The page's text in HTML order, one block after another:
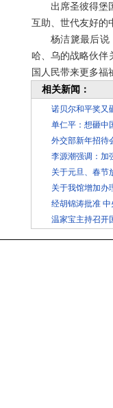
出席圣彼得堡国
互助、世代友好的
杨洁篪最后说，
哈、乌的战略伙伴
国人民带来更多福
相关新闻：
诺贝尔和平奖又
单仁平：想砸中
外交部新年招待
李源潮强调：加
关于元旦、春节
关于我馆增加办
经胡锦涛批准 中
温家宝主持召开